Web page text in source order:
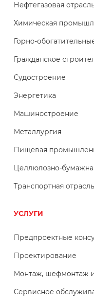
Нефтегазовая
Химическая
Горно-
Гражданское
Судостроение
Энергетика
Машиностроение
Металлургия
Пищевая
Целлюлозно-
Транспортная отрасль
УСЛУГИ
Предпроектные
Проектирование
Монтаж, шефмонтаж
Сервисное